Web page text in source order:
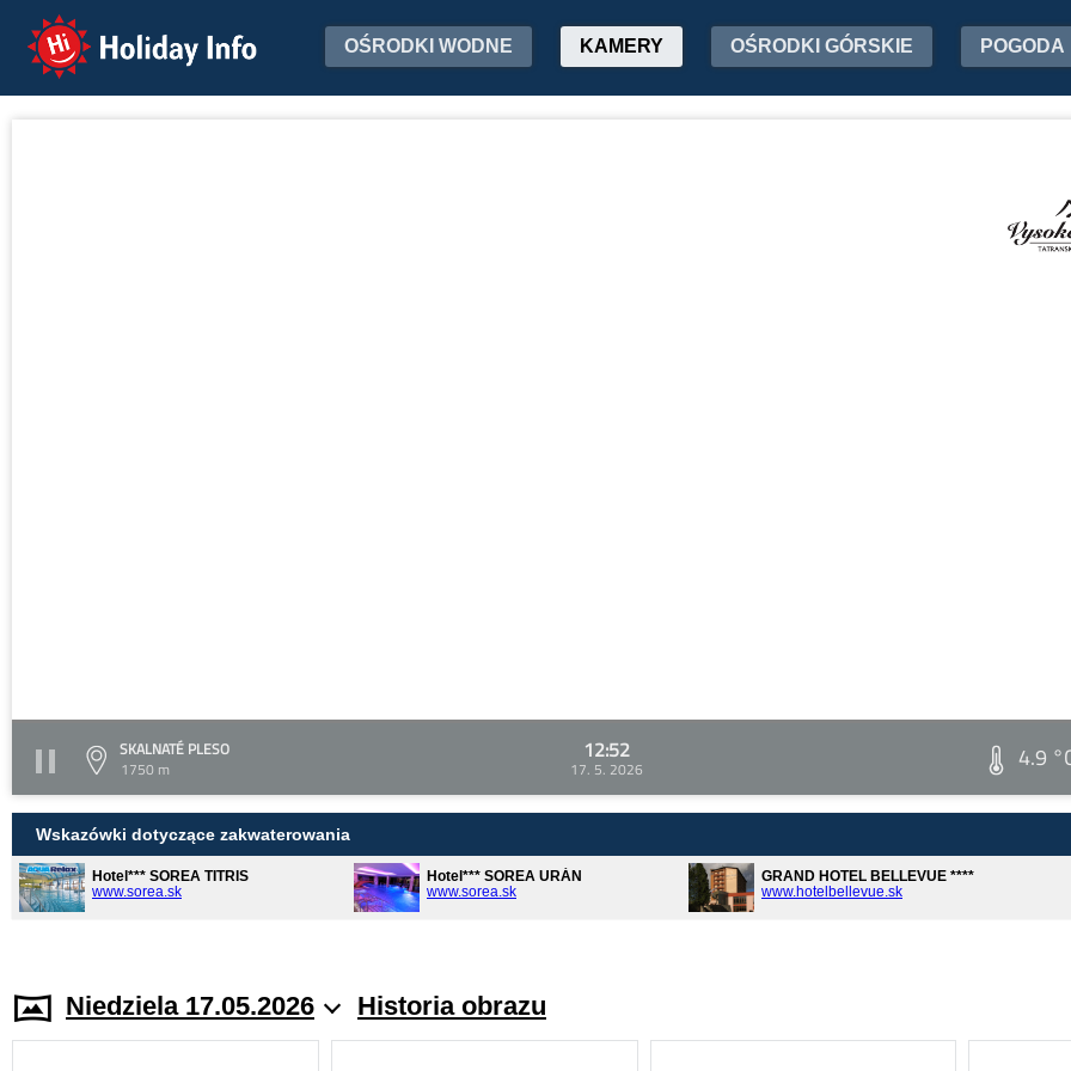
Holiday Info OŚRODKI WODNE KAMERY OŚRODKI GÓRSKIE POGODA
SKALNATÉ PLESO
1750 m
12:52
17. 5. 2026 4.9
Wskazówki dotyczące zakwaterowania
Hotel*** SOREA TITRIS
www.sorea.sk
Hotel*** SOREA URÁN
www.sorea.sk
GRAND HOTEL BELLEVUE ****
www.hotelbellevue.sk
Niedziela 17.05.2026 Historia obrazu